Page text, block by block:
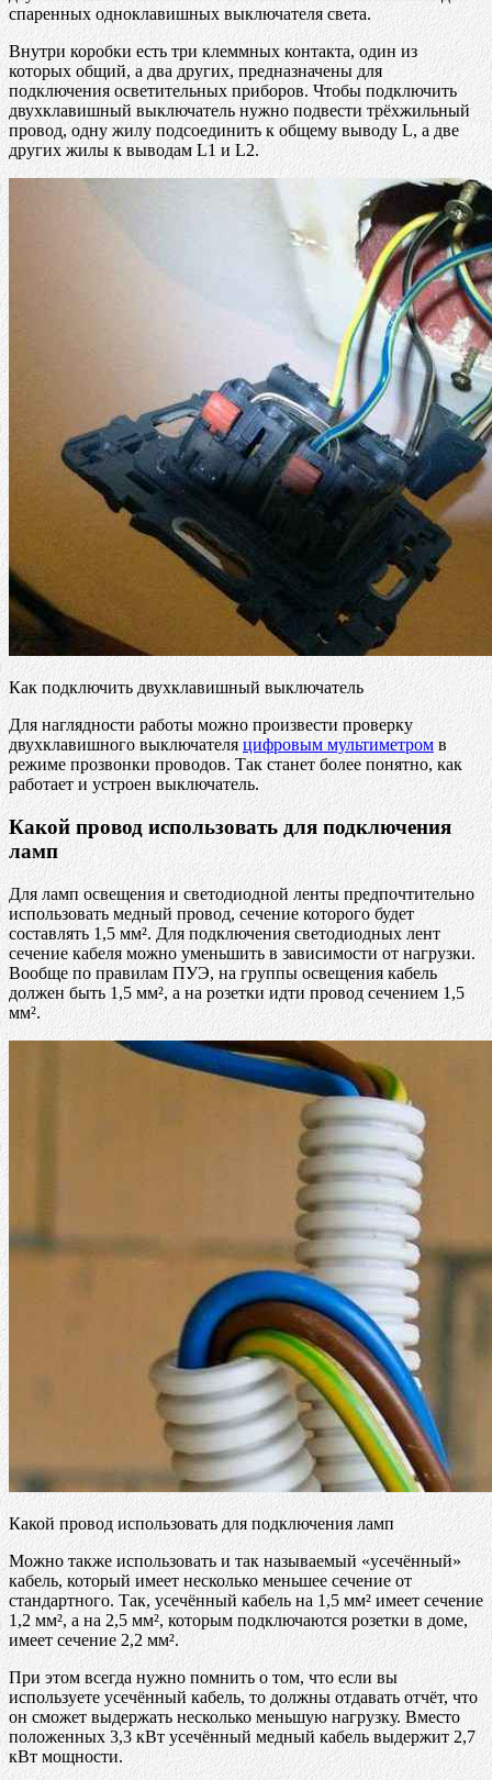
спаренных одноклавишных выключателя света.
Внутри коробки есть три клеммных контакта, один из
которых общий, а два других, предназначены для
подключения осветительных приборов. Чтобы подключить
двухклавишный выключатель нужно подвести трёхжильный
провод, одну жилу подсоединить к общему выводу L, а две
других жилы к выводам L1 и L2.
Как подключить двухклавишный выключатель
Для наглядности работы можно произвести проверку
двухклавишного выключателя цифровым мультиметром в
режиме прозвонки проводов. Так станет более понятно, как
работает и устроен выключатель.
Какой провод использовать для подключения
ламп
Для ламп освещения и светодиодной ленты предпочтительно
использовать медный провод, сечение которого будет
составлять 1,5 мм². Для подключения светодиодных лент
сечение кабеля можно уменьшить в зависимости от нагрузки.
Вообще по правилам ПУЭ, на группы освещения кабель
должен быть 1,5 мм², а на розетки идти провод сечением 1,5
мм².
Какой провод использовать для подключения ламп
Можно также использовать и так называемый «усечённый»
кабель, который имеет несколько меньшее сечение от
стандартного. Так, усечённый кабель на 1,5 мм² имеет сечение
1,2 мм², а на 2,5 мм², которым подключаются розетки в доме,
имеет сечение 2,2 мм².
При этом всегда нужно помнить о том, что если вы
используете усечённый кабель, то должны отдавать отчёт, что
он сможет выдержать несколько меньшую нагрузку. Вместо
положенных 3,3 кВт усечённый медный кабель выдержит 2,7
кВт мощности.